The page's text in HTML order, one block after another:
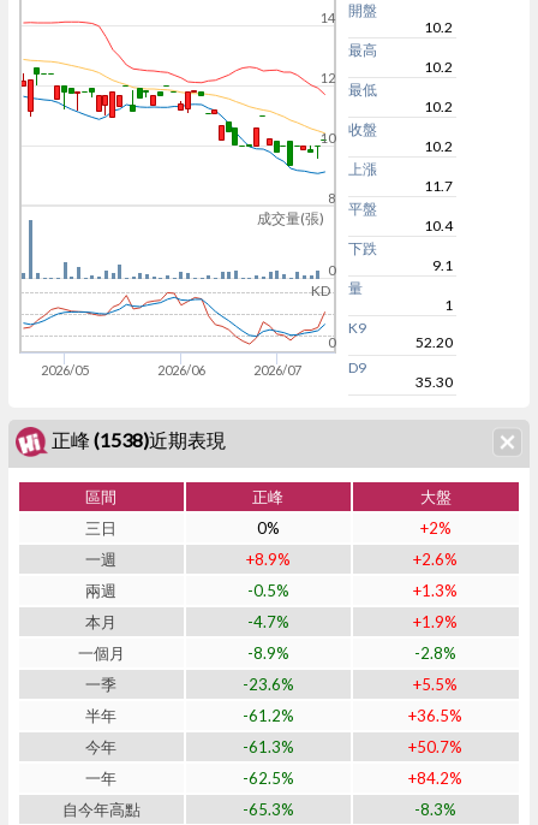
成交量(張)
KD
2026/05 2026/06 2026/07
8
10
12
14
0
0
開盤
10.2
最高
10.2
最低
10.2
收盤
10.2
上漲
11.7
平盤
10.4
下跌
9.1
量
1
K9
52.20
D9
35.30
正峰 (1538)近期表現
區間 正峰
大盤
三日
0%
+2%
一週
+8.9%
+2.6%
兩週
-0.5%
+1.3%
本月
-4.7%
+1.9%
一個月
-8.9%
-2.8%
一季
-23.6%
+5.5%
半年
-61.2%
+36.5%
今年
-61.3%
+50.7%
一年
-62.5%
+84.2%
自今年高點
-65.3%
-8.3%